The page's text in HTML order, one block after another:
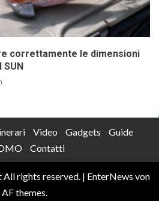
correttamente le dimensioni
Video Gadgets
Guide
Contatti
rights reserved. | EnterNews von
AF themes.